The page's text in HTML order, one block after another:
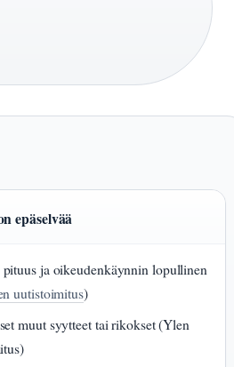
epäselvää
ja oikeudenkäynnin lopullinen
uutistoimitus)
muut syytteet tai rikokset (Ylen